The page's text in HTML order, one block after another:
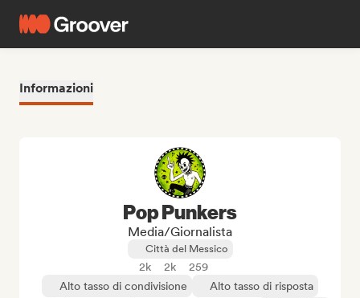
Informazioni
Pop Punkers
Media/Giornalista
Città del Messico
2k 2k
259
Alto tasso di condivisione
Alto tasso di risposta